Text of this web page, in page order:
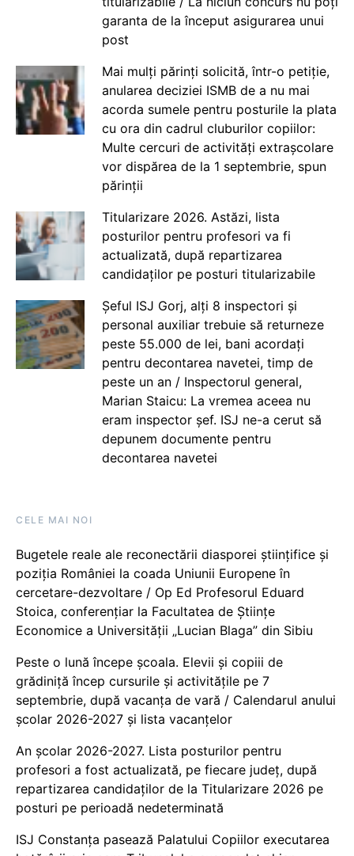
garanta de la început asigurarea unui
post
Mai mulți părinți solicită, într-o petiție,
anularea deciziei ISMB de a nu mai
acorda sumele pentru posturile la plata
cu ora din cadrul cluburilor copiilor:
Multe cercuri de activități extrașcolare
vor dispărea de la 1 septembrie, spun
părinții
Titularizare 2026. Astăzi, lista
posturilor pentru profesori va fi
actualizată, după repartizarea
candidaților pe posturi titularizabile
Șeful ISJ Gorj, alți 8 inspectori și
personal auxiliar trebuie să returneze
peste 55.000 de lei, bani acordați
pentru decontarea navetei, timp de
peste un an / Inspectorul general,
Marian Staicu: La vremea aceea nu
eram inspector șef. ISJ ne-a cerut să
depunem documente pentru
decontarea navetei
CELE MAI NOI
Bugetele reale ale reconectării diasporei științifice și
poziția României la coada Uniunii Europene în
cercetare-dezvoltare / Op Ed Profesorul Eduard
Stoica, conferențiar la Facultatea de Științe
Economice a Universității „Lucian Blaga” din Sibiu
Peste o lună începe școala. Elevii și copiii de
grădiniță încep cursurile și activitățile pe 7
septembrie, după vacanța de vară / Calendarul anului
școlar 2026-2027 și lista vacanțelor
An școlar 2026-2027. Lista posturilor pentru
profesori a fost actualizată, pe fiecare județ, după
repartizarea candidaților de la Titularizare 2026 pe
posturi pe perioadă nedeterminată
ISJ Constanța pasează Palatului Copiilor executarea